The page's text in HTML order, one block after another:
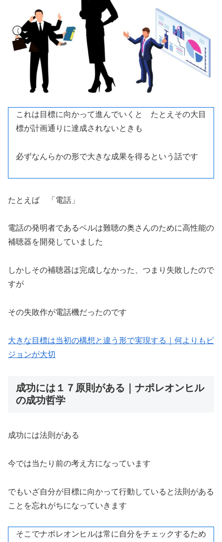
これは目標に向かって進んでいくと たとえその大目
標が計画通りに達成されないときも
必ずなんらかの形で大きな成果を得るという話です
たとえば 「電話」
電話の発明者であるベルは難聴の奥さんのために高性能の
補聴器を開発していました
しかしその補聴器は完成しなかった、つまり失敗したので
すが
その失敗作が電話機だったのです
大きな目標は当初の構想と違う形で実現する｜何よりもビ
ジョンが大切
成功には１７原則がある｜ナポレオンヒル
の成功哲学
成功には法則がある
今では当たり前の考え方になっています
でもいざ自分が目標に向かって行動していると法則がある
ことを忘れがちになっていきます
そこでナポレオンヒルは常に自分をチェックするため